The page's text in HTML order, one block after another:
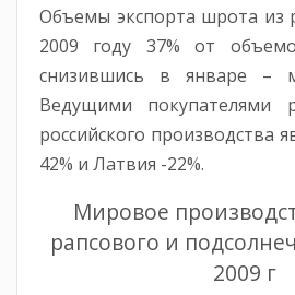
Объемы экспорта шрота из
2009 году 37% от
снизившись в январе –
Ведущими покупателями
российского производства
42% и Латвия -22%.
Мировое
рапсового и
2009 г